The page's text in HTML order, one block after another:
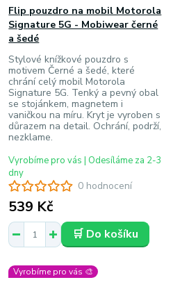
0 hodnocení
Flip pouzdro na mobil Motorola
Signature 5G - Mobiwear černé
a šedé
Stylové knížkové pouzdro s
motivem Černé a šedé, které
chrání celý mobil Motorola
Signature 5G. Tenký a pevný obal
se stojánkem, magnetem i
vaničkou na míru. Kryt je vyroben s
důrazem na detail. Ochrání, podrží,
nezklame.
539 Kč
Vyrobíme pro vás | Odesíláme za 2-3
dny
🛒 Do košíku
Vyrobíme pro vás 🎨